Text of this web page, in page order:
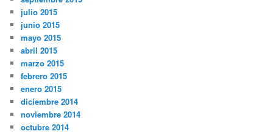
julio 2015
junio 2015
mayo 2015
abril 2015
marzo 2015
febrero 2015
enero 2015
diciembre 2014
noviembre 2014
octubre 2014